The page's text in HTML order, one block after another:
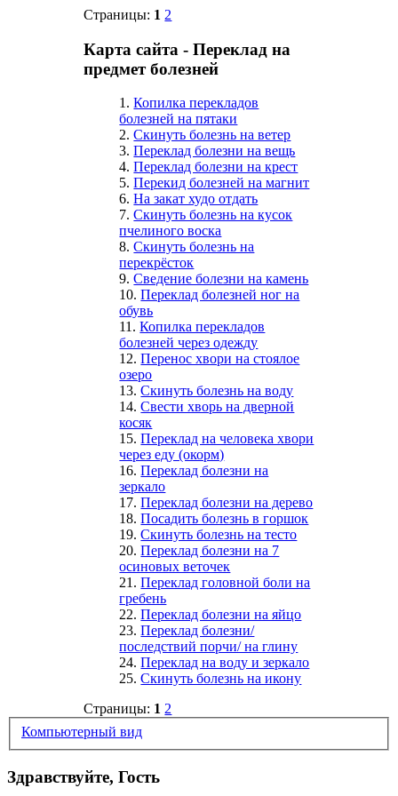
Страницы: 1 2
Карта сайта - Переклад на
предмет болезней
1.Копилка перекладов
болезней на пятаки
2.Скинуть болезнь на ветер
3.Переклад болезни на вещь
4.Переклад болезни на крест
5.Перекид болезней на магнит
6.На закат худо отдать
7.Скинуть болезнь на кусок
пчелиного воска
8.Скинуть болезнь на
перекрёсток
9.Сведение болезни на камень
10.Переклад болезней ног на
обувь
11.Копилка перекладов
болезней через одежду
12.Перенос хвори на стоялое
озеро
13.Скинуть болезнь на воду
14.Свести хворь на дверной
косяк
15.Переклад на человека хвори
через еду (окорм)
16.Переклад болезни на
зеркало
17.Переклад болезни на дерево
18.Посадить болезнь в горшок
19.Скинуть болезнь на тесто
20.Переклад болезни на 7
осиновых веточек
21.Переклад головной боли на
гребень
22.Переклад болезни на яйцо
23.Переклад болезни/
последствий порчи/ на глину
24.Переклад на воду и зеркало
25.Скинуть болезнь на икону
Страницы: 1 2
Компьютерный вид
Здравствуйте, Гость